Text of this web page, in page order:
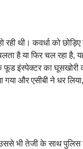
थी। कवर्धा को
है या फिर चल रहा है,
इंस्पेक्टर का घूसखोरी
और एसीबी ने धर
भी तेजी के साथ